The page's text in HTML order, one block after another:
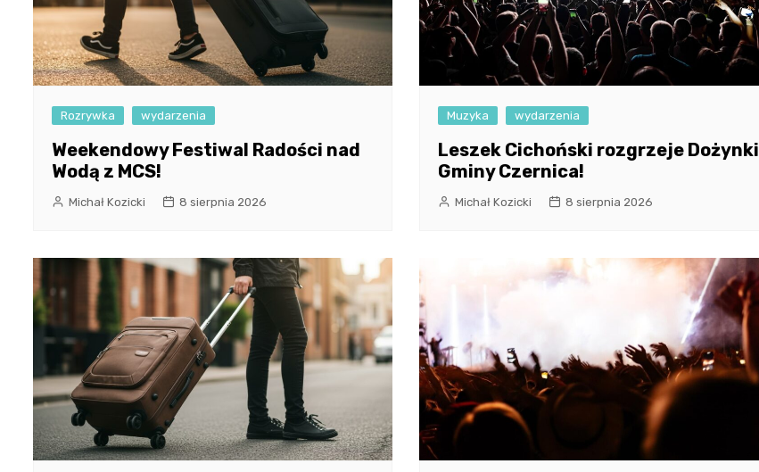
Rozrywka wydarzenia
Weekendowy Festiwal Radości nad
Wodą z MCS!
Michał Kozicki 8 sierpnia 2026
Muzyka wydarzenia
Leszek Cichoński rozgrzeje Dożynki
Gminy Czernica!
Michał Kozicki 8 sierpnia 2026